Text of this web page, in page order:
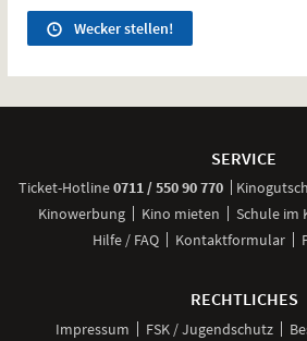
Wecker stellen!
SERVICE
Ticket-Hotline0711 / 550 90 770anrufen
Kinowerbung
Kino mieten Schule im
Hilfe / FAQ
Kontaktformular
RECHTLICHES
Impressum FSK / Jugendschutz